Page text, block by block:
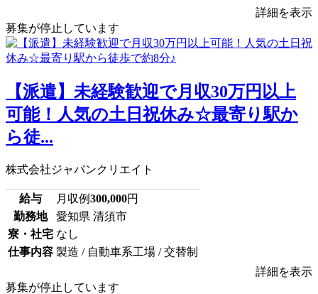
詳細を表示
募集が停止しています
【派遣】未経験歓迎で月収30万円以上
可能！人気の土日祝休み☆最寄り駅か
ら徒...
株式会社ジャパンクリエイト
給与 月収例300,000円
勤務地
愛知県 清須市
寮・社宅 なし
仕事内容 製造 / 自動車系工場 / 交替制
詳細を表示
募集が停止しています